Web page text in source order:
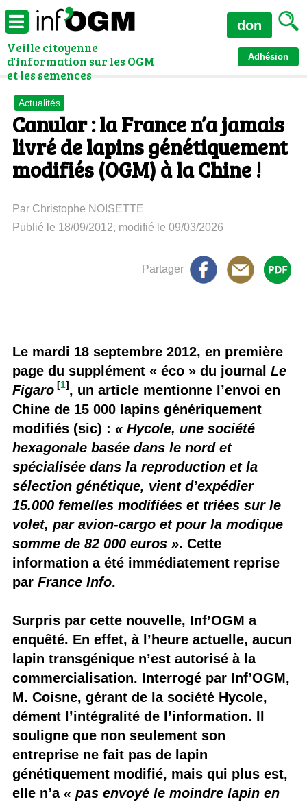
Veille citoyenne
d'information sur les OGM
et les semences
Adhésion
don
Actualités
Canular : la France n’a jamais
livré de lapins génétiquement
modifiés (OGM) à la Chine !
Par Christophe NOISETTE
Publié le 18/09/2012, modifié le 09/03/2026
Partager
Le mardi 18 septembre 2012, en première
page du supplément « éco » du journal Le
Figaro [1], un article mentionne l’envoi en
Chine de 15 000 lapins génériquement
modifiés (sic) : « Hycole, une société
hexagonale basée dans le nord et
spécialisée dans la reproduction et la
sélection génétique, vient d’expédier
15.000 femelles modifiées et triées sur le
volet, par avion-cargo et pour la modique
somme de 82 000 euros ». Cette
information a été immédiatement reprise
par France Info.
Surpris par cette nouvelle, Inf’OGM a
enquêté. En effet, à l’heure actuelle, aucun
lapin transgénique n’est autorisé à la
commercialisation. Interrogé par Inf’OGM,
M. Coisne, gérant de la société Hycole,
dément l’intégralité de l’information. Il
souligne que non seulement son
entreprise ne fait pas de lapin
génétiquement modifié, mais qui plus est,
elle n’a « pas envoyé le moindre lapin en